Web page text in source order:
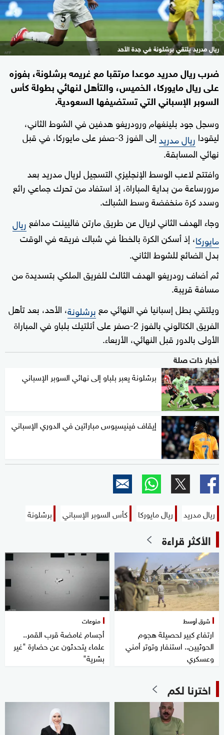
ريال مدريد يلتقي برشلونة في جدة الأحد
ضرب ريال مدريد موعدا مرتقبا مع غريمه برشلونة، بفوزه
على ريال مايوركا، الخميس، والتأهل لنهائي بطولة كأس
السوبر الإسباني التي تستضيفها السعودية.
وسجل جود بلينغهام ورودريغو هدفين في الشوط الثاني،
ليقودا ريال مدريد
إلى الفوز 3-صفر على مايوركا، في قبل
نهائي المسابقة.
وافتتح لاعب الوسط الإنجليزي التسجيل لريال مدريد بعد
مرورساعة من بداية المباراة، إذ استفاد من تحرك جماعي رائع
وسدد كرة منخفضة وسط الشباك.
وجاء الهدف الثاني لريال عن طريق مارتن فاليينت مدافع ريال
مايوركا، إذ أسكن الكرة بالخطأ في شباك فريقه في الوقت
بدل الضائع للشوط الثاني.
ثم أضاف رودريغو الهدف الثالث للفريق الملكي بتسديدة من
مسافة قريبة.
ويلتقي بطل إسبانيا في النهائي مع برشلونة، الأحد، بعد تأهل
الفريق الكتالوني بالفوز 2-صفر على أتلتيك بلباو في المباراة
الأولى بالدور قبل النهائي، الأربعاء.
أخبار ذات صلة
برشلونة يعبر بلباو إلى نهائي السوبر الإسباني
إيقاف فينيسيوس مباراتين في الدوري الإسباني
ريال مدريد ريال مايوركا كأس السوبر الإسباني برشلونة
الأكثر قراءة
شرق أوسط
ارتفاع كبير لحصيلة هجوم
الحوثيين.. استنفار وتوتر أمني
وعسكري
منوعات
أجسام غامضة قرب القمر..
علماء يتحدثون عن حضارة "غير
بشرية"
اخترنا لكم